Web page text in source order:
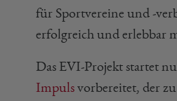
für Sportvereine und -
erfolgreich und erlebbar
Das EVI-Projekt startet
Impuls vorbereitet, der